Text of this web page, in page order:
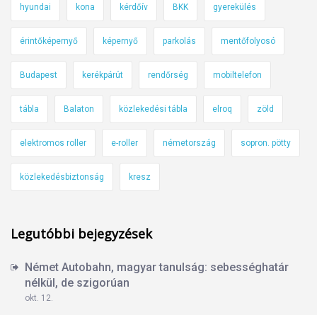
hyundai kona kérdőív BKK gyerekülés
érintőképernyő képernyő parkolás mentőfolyosó
Budapest kerékpárút rendőrség mobiltelefon
tábla Balaton közlekedési tábla elroq zöld
elektromos roller e-roller németország sopron. pötty
közlekedésbiztonság kresz
Legutóbbi bejegyzések
Német Autobahn, magyar tanulság: sebességhatár
nélkül, de szigorúan
okt. 12.